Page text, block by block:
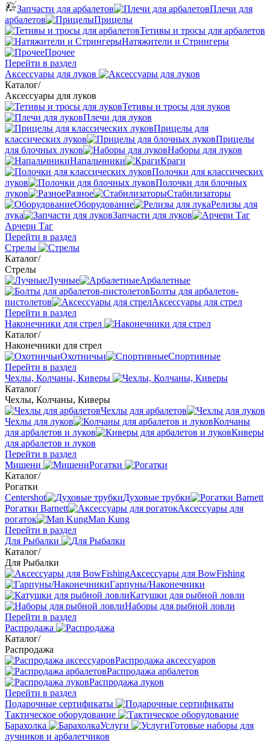
Запчасти для арбалетов
Плечи для
арбалетов
Прицелы
Тетивы и тросы для арбалетов
Натяжители и Стрингеры
Прочее
Перейти в раздел
Аксессуары для луков
Каталог/
Аксессуары для луков
Тетивы и тросы для луков
Плечи для луков
Прицелы для
классических луков
Прицелы
для блочных луков
Наборы для луков
Напальчники
Краги
Полочки для классических
луков
Полочки для блочных
луков
Разное
Стабилизаторы
Оборудование
Релизы для
лука
Запчасти для луков
Арчери Таг
Перейти в раздел
Стрелы
Каталог/
Стрелы
Лучные
Арбалетные
Болты для арбалетов-
пистолетов
Аксессуары для стрел
Перейти в раздел
Наконечники для стрел
Каталог/
Наконечники для стрел
Охотничьи
Спортивные
Перейти в раздел
Чехлы, Колчаны, Киверы
Каталог/
Чехлы, Колчаны, Киверы
Чехлы для арбалетов
Чехлы для луков
Колчаны
для арбалетов и луков
Киверы
для арбалетов и луков
Перейти в раздел
Мишени
Рогатки
Каталог/
Рогатки
Centershot
Духовые трубки
Рогатки Barnett
Аксессуары для
рогаток
Man Kung
Перейти в раздел
Для Рыбалки
Каталог/
Для Рыбалки
Аксессуары для BowFishing
Гарпуны/Наконечники
Катушки для рыбной ловли
Наборы для рыбной ловли
Перейти в раздел
Распродажа
Каталог/
Распродажа
Распродажа аксессуаров
Распродажа арбалетов
Распродажа луков
Перейти в раздел
Подарочные сертификаты
Тактическое оборудование
Барахолка
Услуги
Готовые наборы для
лучников и арбалетчиков